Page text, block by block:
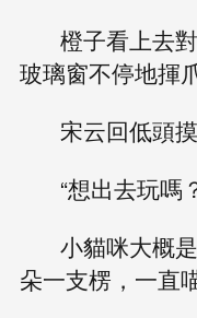
橙子看上去
玻璃窗不停地揮
宋云回低頭
“想出去玩嗎
小貓咪大概
朵一支楞，一直